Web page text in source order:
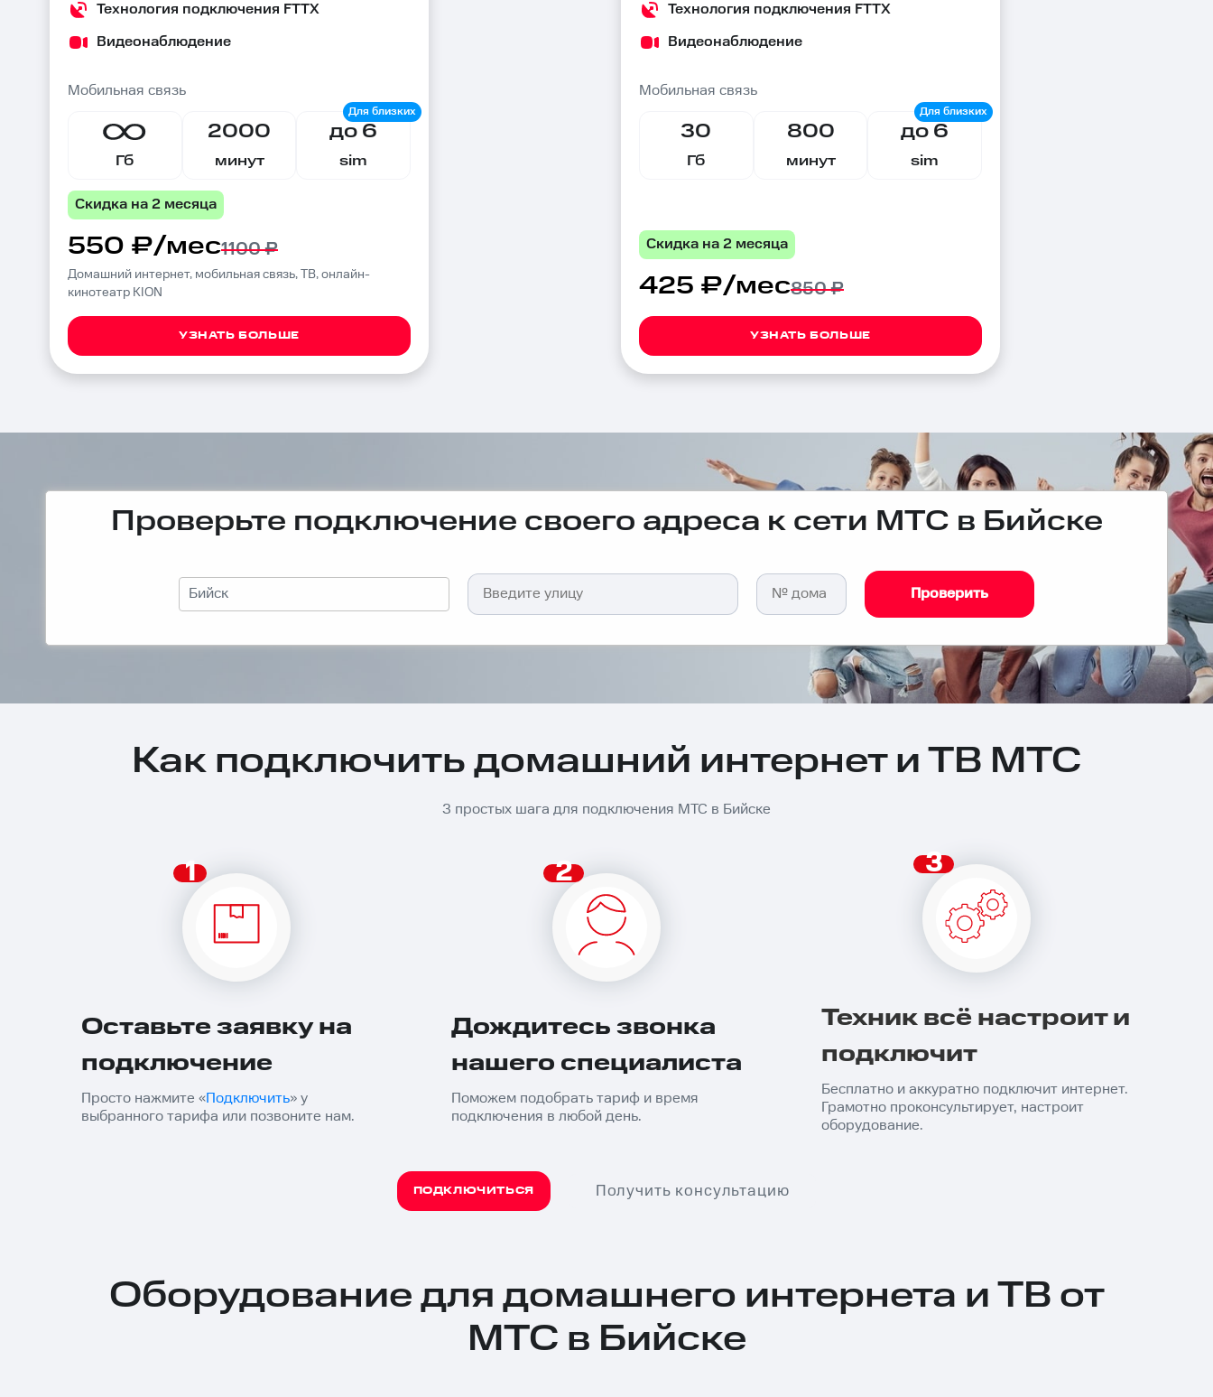
Технология подключения FTTX
Видеонаблюдение
Мобильная связь
Гб
2000
минут
до 6
sim
Скидка на 2 месяца
550 ₽/мес1100 ₽
Домашний интернет, мобильная связь, ТВ, онлайн-
кинотеатр KION
УЗНАТЬ БОЛЬШЕ
Технология подключения FTTX
Видеонаблюдение
Мобильная связь
30
Гб
800
минут
до 6
sim
Скидка на 2 месяца
425 ₽/мес850 ₽
УЗНАТЬ БОЛЬШЕ
Проверьте подключение своего адреса к сети МТС в Бийске
Бийск Проверить
Как подключить домашний интернет и ТВ МТС
3 простых шага для подключения МТС в Бийске
1
Оставьте заявку на
подключение
Просто нажмите «Подключить» у
выбранного тарифа или позвоните нам.
2
Дождитесь звонка
нашего специалиста
Поможем подобрать тариф и время
подключения в любой день.
3
Техник всё настроит и
подключит
Бесплатно и аккуратно подключит интернет.
Грамотно проконсультирует, настроит
оборудование.
ПОДКЛЮЧИТЬСЯ Получить консультацию
Оборудование для домашнего интернета и ТВ от
МТС в Бийске